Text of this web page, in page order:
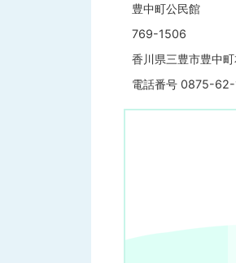
豊中町公民館
769-1506
香川県三豊市豊中
電話番号 0875-62-